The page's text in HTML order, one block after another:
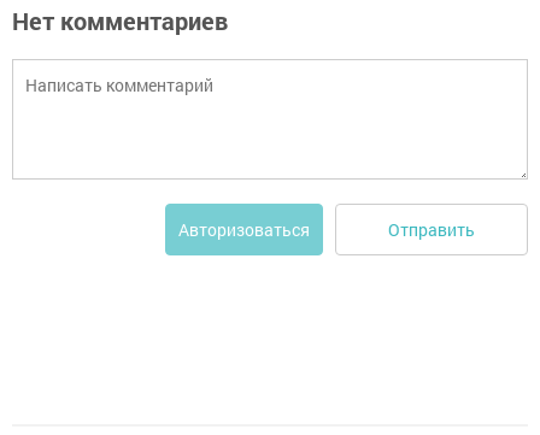
Нет комментариев
Авторизоваться Отправить